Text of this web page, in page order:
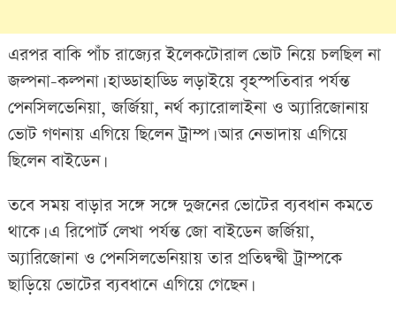
এরপর বাকি পাঁচ রাজ্যের ইলেকটোরাল ভোট নিয়ে চলছিল না
জল্পনা-কল্পনা। হাড্ডাহাড্ডি লড়াইয়ে বৃহস্পতিবার পর্যন্ত
পেনসিলভেনিয়া, জর্জিয়া, নর্থ ক্যারোলাইনা ও অ্যারিজোনায়
ভোট গণনায় এগিয়ে ছিলেন ট্রাম্প। আর নেভাদায় এগিয়ে
ছিলেন বাইডেন।
তবে সময় বাড়ার সঙ্গে সঙ্গে দুজনের ভোটের ব্যবধান কমতে
থাকে। এ রিপোর্ট লেখা পর্যন্ত জো বাইডেন জর্জিয়া,
অ্যারিজোনা ও পেনসিলভেনিয়ায় তার প্রতিদ্বন্দ্বী ট্রাম্পকে
ছাড়িয়ে ভোটের ব্যবধানে এগিয়ে গেছেন।